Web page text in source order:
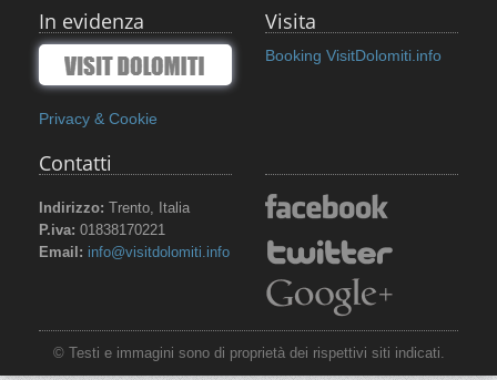
In evidenza
Privacy & Cookie
Visita
Booking VisitDolomiti.info
Contatti
Indirizzo: Trento, Italia
P.iva: 01838170221
Email: info@visitdolomiti.info
© Testi e immagini sono di proprietà dei rispettivi siti indicati.